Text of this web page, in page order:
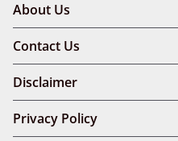
About Us
Contact Us
Disclaimer
Privacy Policy